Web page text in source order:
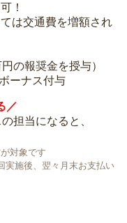
！
は交通費を増額され
の報奨金を授与）
ーナス付与
／
担当になると、
対象です
実施後、翌々月末お支払い